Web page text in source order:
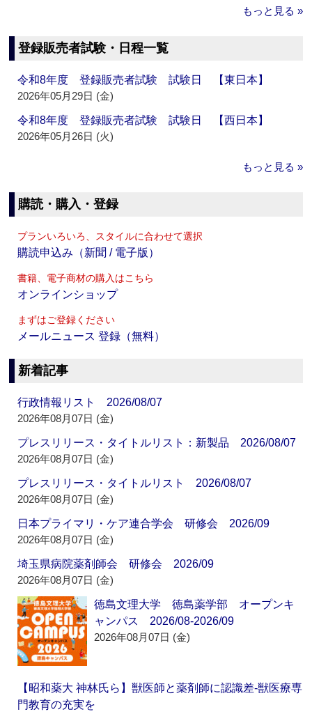
もっと見る »
登録販売者試験・日程一覧
令和8年度 登録販売者試験 試験日 【東日本】
2026年05月29日 (金)
令和8年度 登録販売者試験 試験日 【西日本】
2026年05月26日 (火)
もっと見る »
購読・購入・登録
プランいろいろ、スタイルに合わせて選択
購読申込み（新聞 / 電子版）
書籍、電子商材の購入はこちら
オンラインショップ
まずはご登録ください
メールニュース 登録（無料）
新着記事
行政情報リスト 2026/08/07
2026年08月07日 (金)
プレスリリース・タイトルリスト：新製品 2026/08/07
2026年08月07日 (金)
プレスリリース・タイトルリスト 2026/08/07
2026年08月07日 (金)
日本プライマリ・ケア連合学会 研修会 2026/09
2026年08月07日 (金)
埼玉県病院薬剤師会 研修会 2026/09
2026年08月07日 (金)
徳島文理大学 徳島薬学部 オープンキ
ャンパス 2026/08-2026/09
2026年08月07日 (金)
【昭和薬大 神林氏ら】獣医師と薬剤師に認識差‐獣医療専
門教育の充実を